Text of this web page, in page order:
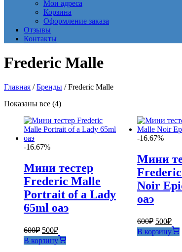
Мои адреса
Корзина
Оформление заказа
Отзывы
Контакты
Frederic Malle
Главная /Бренды / Frederic Malle
Показаны все (4)Сортировка:
недавние
-16.67%
Мини тестер
Frederic Malle
Portrait of a Lady
65ml оаэ
600₽ Первоначальная
цена
составляла
500₽Текущая
цена:
500₽.
В корзину
-16.67%
Мини
Noir
оаэ
600₽
цена
500₽
В корзину